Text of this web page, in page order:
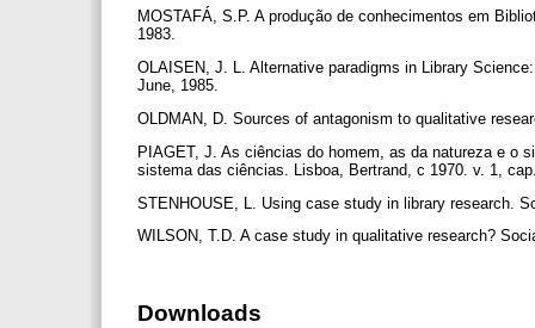
MOSTAFÁ, S.P. A produção de conhecimentos em
1983.
OLAISEN, J. L. Alternative paradigms in Library
June, 1985.
OLDMAN, D. Sources of antagonism to qualitative
PIAGET, J. As ciências do homem, as da natureza e o
sistema das ciências. Lisboa, Bertrand, c 1970. v. 1,
STENHOUSE, L. Using case study in library research.
WILSON, T.D. A case study in qualitative research?
Downloads